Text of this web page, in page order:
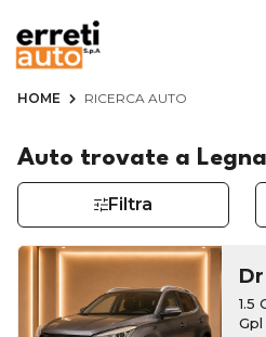
HOME RICERCA AUTO
Auto trovate a
Filtra
Dr
1.5
Gpl